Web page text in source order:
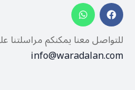
للتواصل معنا يمكنكم مراسلتنا
info@waradalan.com